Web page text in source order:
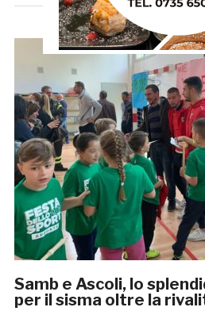
Samb e Ascoli, lo
per il sisma oltre la